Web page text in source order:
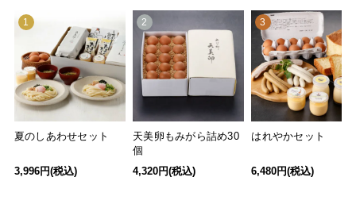
1
夏のしあわせセット
3,996円(税込)
2
天美卵もみがら詰め30
個
4,320円(税込)
3
はれやかセット
6,480円(税込)